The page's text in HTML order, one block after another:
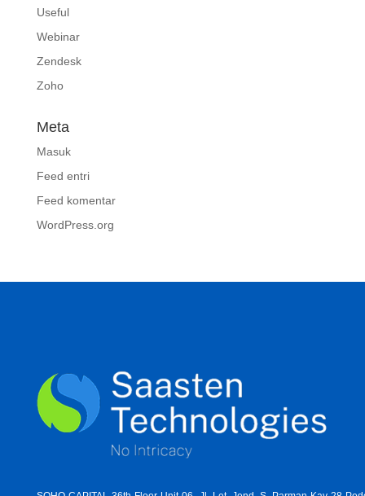
Useful
Webinar
Zendesk
Zoho
Meta
Masuk
Feed entri
Feed komentar
WordPress.org